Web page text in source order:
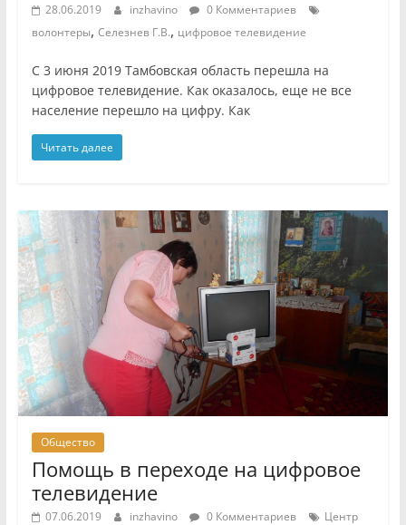
28.06.2019 inzhavino
0 Комментариев
волонтеры, Селезнев Г.В., цифровое телевидение
С 3 июня 2019 Тамбовская область перешла на
цифровое телевидение. Как оказалось, еще не все
население перешло на цифру. Как
Читать далее
Общество
Помощь в переходе на цифровое
телевидение
07.06.2019 inzhavino 0 Комментариев
Центр